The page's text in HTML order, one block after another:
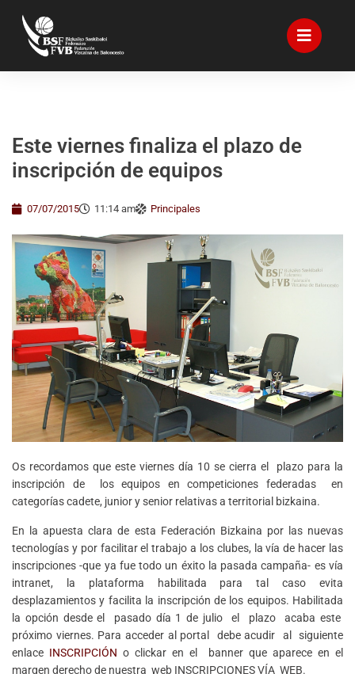
Este viernes finaliza el plazo de
inscripción de equipos
07/07/2015 11:14 am Principales
Os recordamos que este viernes día 10 se cierra el plazo para la
inscripción de los equipos en competiciones federadas en
categorías cadete, junior y senior relativas a territorial bizkaina.
En la apuesta clara de esta Federación Bizkaina por las nuevas
tecnologías y por facilitar el trabajo a los clubes, la vía de hacer las
inscripciones -que ya fue todo un éxito la pasada campaña- es vía
intranet, la plataforma habilitada para tal caso evita
desplazamientos y facilita la inscripción de los equipos. Habilitada
la opción desde el pasado día 1 de julio el plazo acaba este
próximo viernes. Para acceder al portal debe acudir al siguiente
enlace INSCRIPCIÓN o clickar en el banner que aparece en el
margen derecho de nuestra web INSCRIPCIONES VÍA WEB.